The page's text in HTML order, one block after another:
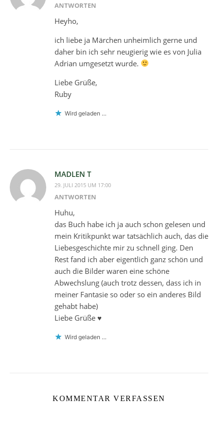
ANTWORTEN
Heyho,
ich liebe ja Märchen unheimlich gerne und
daher bin ich sehr neugierig wie es von Julia
Adrian umgesetzt wurde.
Liebe Grüße,
Ruby
Wird geladen …
MADLEN T
29. JULI 2015 UM 17:00
ANTWORTEN
Huhu,
das Buch habe ich ja auch schon gelesen und
mein Kritikpunkt war tatsächlich auch, das die
Liebesgeschichte mir zu schnell ging. Den
Rest fand ich aber eigentlich ganz schön und
auch die Bilder waren eine schöne
Abwechslung (auch trotz dessen, dass ich in
meiner Fantasie so oder so ein anderes Bild
gehabt habe)
Liebe Grüße ♥
Wird geladen …
KOMMENTAR VERFASSEN